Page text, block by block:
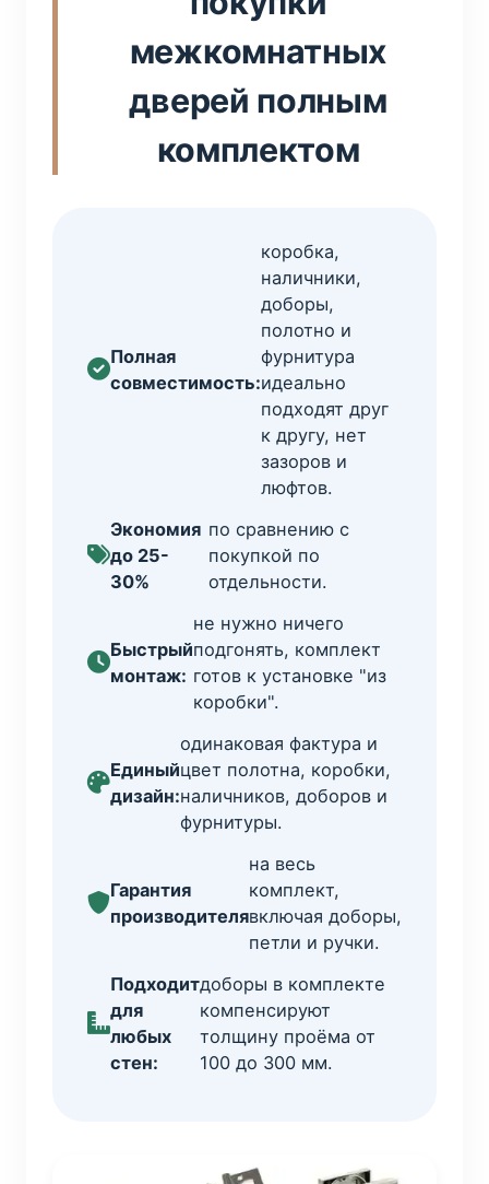
межкомнатных
дверей полным
комплектом
Полная
совместимость:
коробка,
наличники,
доборы,
полотно и
фурнитура
идеально
подходят друг
к другу, нет
зазоров и
люфтов.
Экономия
до 25-
30%
по сравнению с
покупкой по
отдельности.
Быстрый
монтаж:
не нужно ничего
подгонять, комплект
готов к установке "из
коробки".
Единый
дизайн:
одинаковая фактура и
цвет полотна, коробки,
наличников, доборов и
фурнитуры.
Гарантия
производителя
на весь
комплект,
включая доборы,
петли и ручки.
Подходит
для
любых
стен:
доборы в комплекте
компенсируют
толщину проёма от
100 до 300 мм.